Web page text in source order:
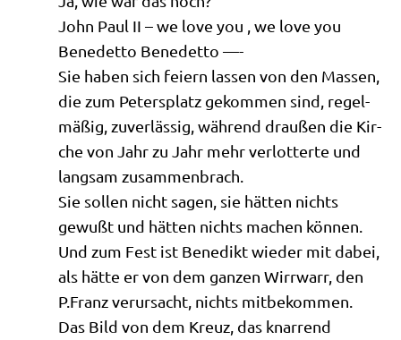
John Paul II – we love you , we love you
Bene­det­to Benedetto —-
Sie haben sich fei­ern las­sen von den Mas­sen,
die zum Peters­platz gekom­men sind, regel­
mä­ßig, zuver­läs­sig, wäh­rend drau­ßen die Kir­
che von Jahr zu Jahr mehr ver­lot­ter­te und
lang­sam zusammenbrach.
Sie sol­len nicht sagen, sie hät­ten nichts
gewußt und hät­ten nichts machen können.
Und zum Fest ist Bene­dikt wie­der mit dabei,
als hät­te er von dem gan­zen Wirr­warr, den
P.Franz ver­ur­sacht, nichts mitbekommen.
Das Bild von dem Kreuz, das knar­rend